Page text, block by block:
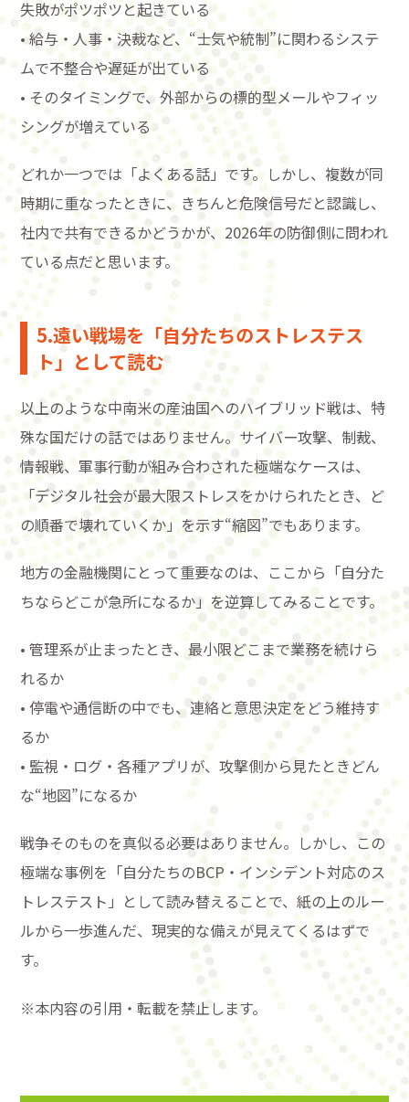
失敗がポツポツと起きている
• 給与・人事・決裁など、“士気や統制”に関わるシステ
ムで不整合や遅延が出ている
• そのタイミングで、外部からの標的型メールやフィッ
シングが増えている
どれか一つでは「よくある話」です。しかし、複数が同
時期に重なったときに、きちんと危険信号だと認識し、
社内で共有できるかどうかが、2026年の防御側に問われ
ている点だと思います。
5.遠い戦場を「自分たちのストレステス
ト」として読む
以上のような中南米の産油国へのハイブリッド戦は、特
殊な国だけの話ではありません。サイバー攻撃、制裁、
情報戦、軍事行動が組み合わされた極端なケースは、
「デジタル社会が最大限ストレスをかけられたとき、ど
の順番で壊れていくか」を示す“縮図”でもあります。
地方の金融機関にとって重要なのは、ここから「自分た
ちならどこが急所になるか」を逆算してみることです。
• 管理系が止まったとき、最小限どこまで業務を続けら
れるか
• 停電や通信断の中でも、連絡と意思決定をどう維持す
るか
• 監視・ログ・各種アプリが、攻撃側から見たときどん
な“地図”になるか
戦争そのものを真似る必要はありません。しかし、この
極端な事例を「自分たちのBCP・インシデント対応のス
トレステスト」として読み替えることで、紙の上のルー
ルから一歩進んだ、現実的な備えが見えてくるはずで
す。
※本内容の引用・転載を禁止します。